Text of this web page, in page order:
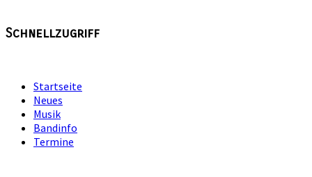
Schnellzugriff
Startseite
Neues
Musik
Bandinfo
Termine